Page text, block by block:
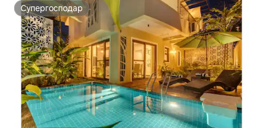
Супергосподар
Супергосподар